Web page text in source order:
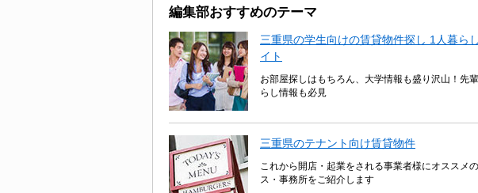
編集部おすすめのテーマ
三重県の学生向けの賃貸物件探し 1人暮ら
イト
お部屋探しはもちろん、大学情報も盛り沢山！先
らし情報も必見
三重県のテナント向け賃貸物件
これから開店・起業をされる事業者様にオススメ
ス・事務所をご紹介します